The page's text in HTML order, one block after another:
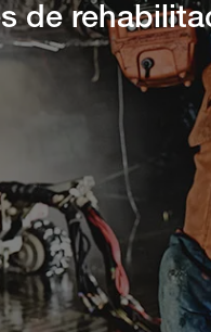
de